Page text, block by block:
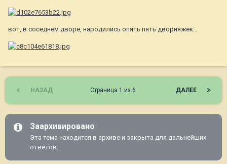
вот, в соседнем дворе, народились опять пять дворняжек...
НАЗАД ДАЛЕЕ
Страница 1 из 6
Заархивировано
Эта тема находится в архиве и закрыта для дальнейших
ответов.